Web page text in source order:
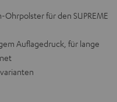
für den SUPREME
Auflagedruck, für lange